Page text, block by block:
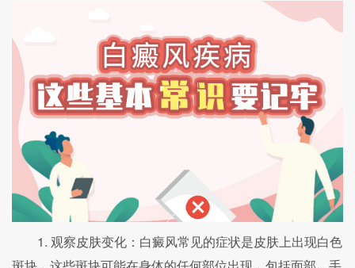
1. 观察皮肤变化：白癜风常见的症状是皮肤上出现白色